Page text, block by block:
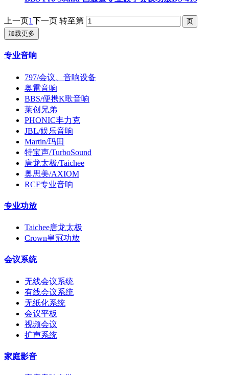
上一页1下一页 转至第
加载更多
专业音响
797/会议、音响设备
奥雷音响
BBS/便携K歌音响
莱创兄弟
PHONIC丰力克
JBL/娱乐音响
Martin/玛田
特宝声/TurboSound
唐龙太极/Taichee
奥思美/AXIOM
RCF专业音响
专业功放
Taichee唐龙太极
Crown皇冠功放
会议系统
无线会议系统
有线会议系统
无纸化系统
会议平板
视频会议
扩声系统
家庭影音